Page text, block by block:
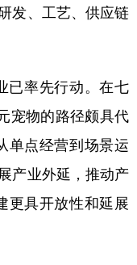
发、工艺、供应链
率先行动。在七
宠物的路径颇具代
单点经营到场景运
产业外延，推动产
更具开放性和延展